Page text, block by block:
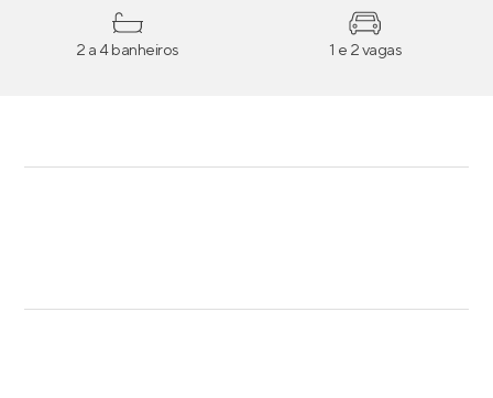
2 a 4 banheiros 1 e 2 vagas